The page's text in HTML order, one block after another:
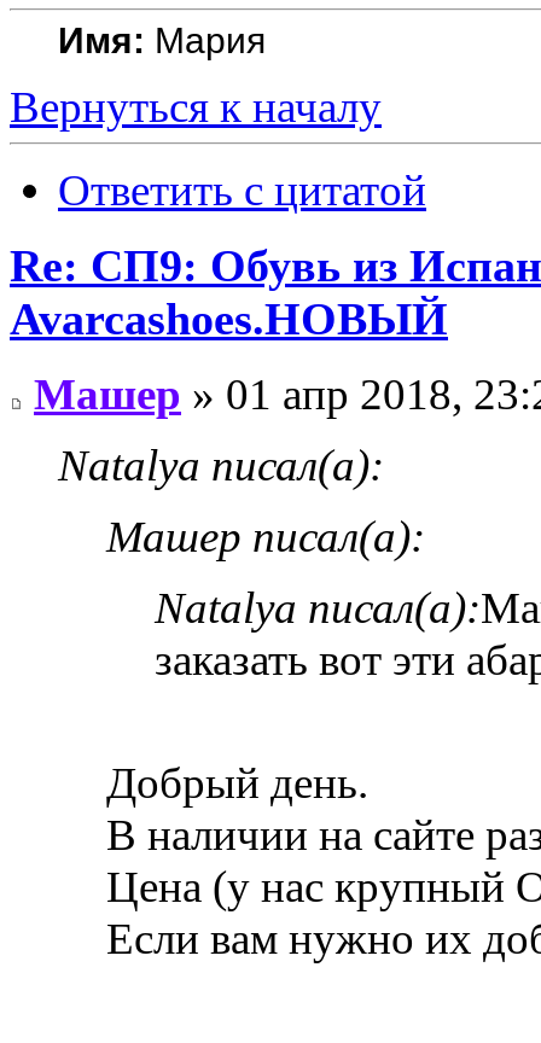
Имя: Мария
Вернуться к началу
Ответить с цитатой
Re: СП9: Обувь из
Avarcashoes.НОВЫЙ
Машер » 01 апр 2018,
Natalya писал(а):
Машер писал(а):
Natalya писал(а):
заказать вот эти
Добрый день.
В наличии на сайте
Цена (у нас крупный
Если вам нужно их